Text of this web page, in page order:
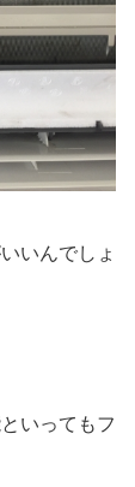
いんでしょ
いってもフ